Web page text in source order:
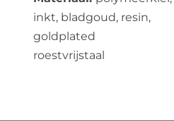
inkt, bladgoud, resin,
goldplated
roestvrijstaal